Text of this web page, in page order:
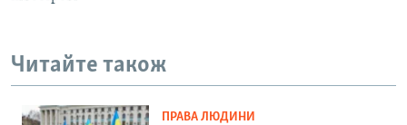
Читайте також
ПРАВА ЛЮДИНИ